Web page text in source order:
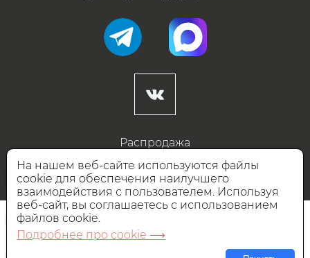
Распродажа
Готовые дизайны
Дизайнерам
НАШИ ПАРТНЁРЫ
На нашем веб-сайте используются файлы
cookie для обеспечения наилучшего
взаимодействия с пользователем. Используя
веб-сайт, вы соглашаетесь с использованием
файлов cookie.
Подробнее про cookie ⟶